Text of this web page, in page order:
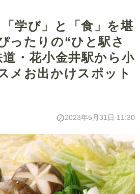
学び」と「食」を堪
ったりの“ひと駅さ
・花小金井駅から小
メお出かけスポット
2023年5月31日 11:30